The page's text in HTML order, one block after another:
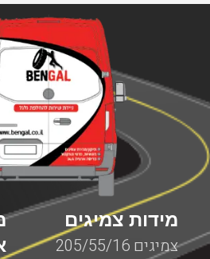
מידות צמיגים
צמיגים 205/55/16